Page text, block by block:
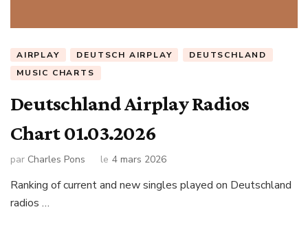
AIRPLAY DEUTSCH AIRPLAY
DEUTSCHLAND
MUSIC CHARTS
Deutschland Airplay Radios
Chart 01.03.2026
par Charles Pons le 4 mars 2026
Ranking of current and new singles played on Deutschland
radios …